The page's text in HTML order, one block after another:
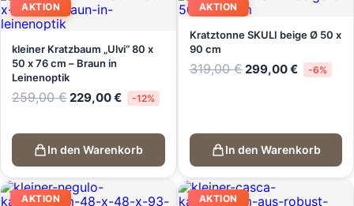
AKTION
kleiner Kratzbaum „Ulvi“ 80 x
50 x 76 cm – Braun in
Leinenoptik
259,00€ Ursprünglicher
Preis
259,00 €
229,00€Aktueller
Preis
229,00 €.
-12%
In den Warenkorb
AKTION
Kratztonne SKULI beige Ø 50 x
90 cm
319,00€ Ursprünglicher
Preis
299,00€Aktueller
Preis
-6%
In den Warenkorb
AKTION AKTION